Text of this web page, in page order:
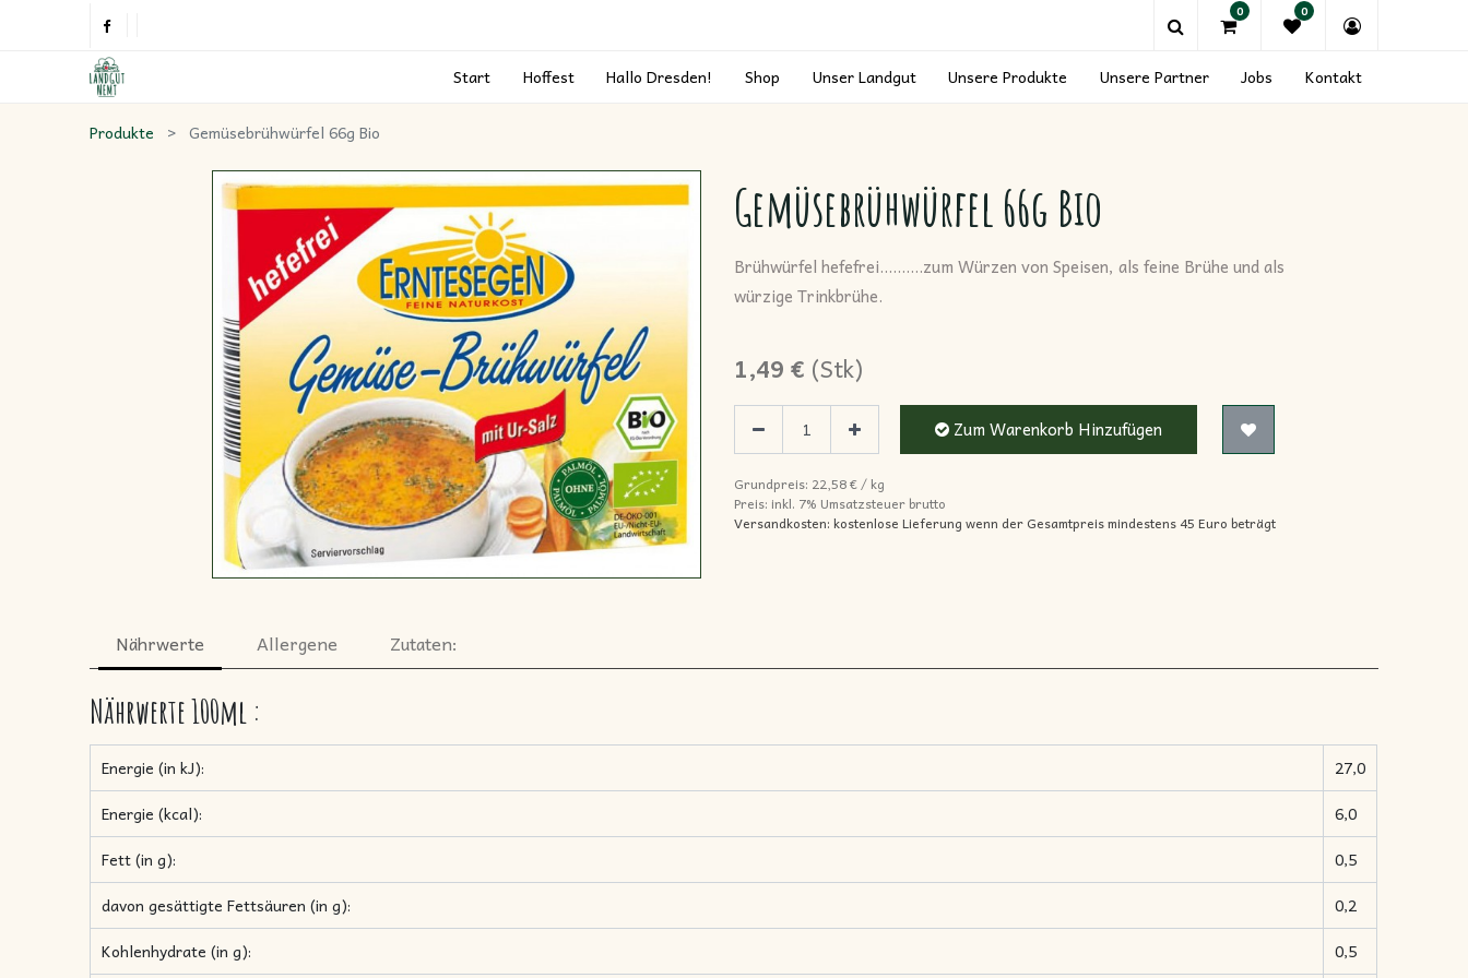
0 0
Start Hoffest Hallo Dresden! Shop Unser Landgut Unsere Produkte Unsere Partner Jobs Kontakt
Produkte Gemüsebrühwürfel 66g Bio
Gemüsebrühwürfel 66g Bio
Brühwürfel hefefrei..........zum Würzen von Speisen, als feine Brühe und als
würzige Trinkbrühe.
1,49 € (Stk)
Zum Warenkorb Hinzufügen
Grundpreis: 22,58€/ kg
Preis: inkl. 7% Umsatzsteuer brutto
Versandkosten: kostenlose Lieferung wenn der Gesamtpreis mindestens 45 Euro beträgt
Nährwerte Allergene Zutaten:
Nährwerte100ml :
Energie (in kJ):
27,0
Energie (kcal):
6,0
Fett (in g):
0,5
davon gesättigte Fettsäuren (in g):
0,2
Kohlenhydrate (in g):
0,5